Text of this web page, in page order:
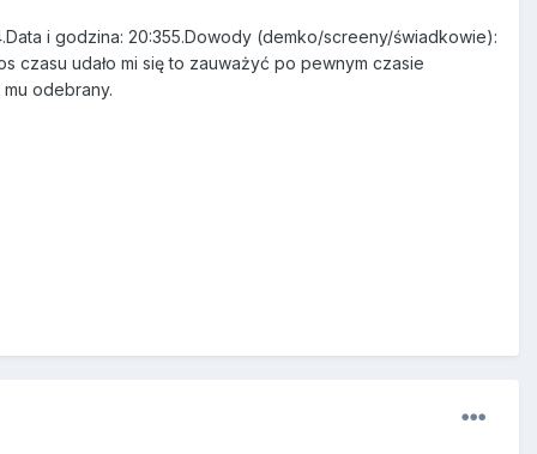
i godzina: 20:355.Dowody (demko/screeny/świadkowie):
czasu udało mi się to zauważyć po pewnym czasie
odebrany.